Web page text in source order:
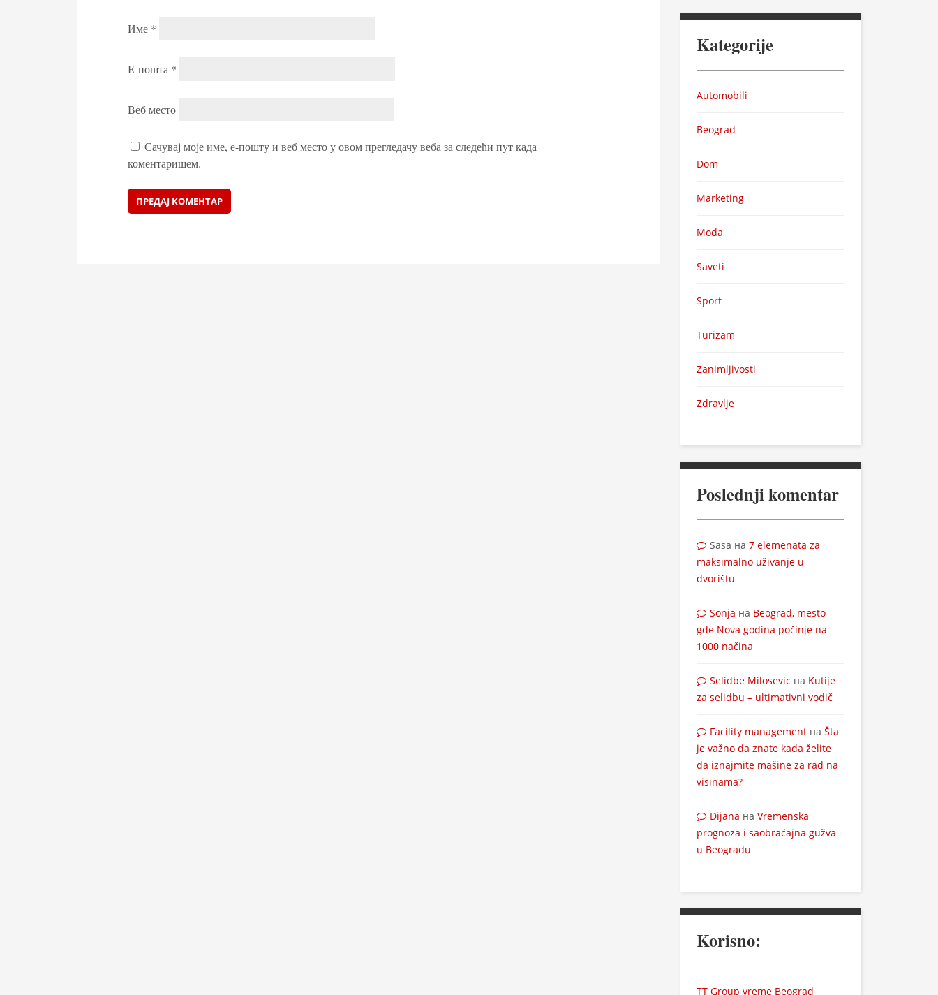
Име *
Е-пошта *
Веб место
Сачувај моје име, е-пошту и веб место у овом прегледачу веба за следећи пут када
коментаришем.
Kategorije
Automobili
Beograd
Dom
Marketing
Moda
Saveti
Sport
Turizam
Zanimljivosti
Zdravlje
Poslednji komentar
Sasa на7 elemenata za
maksimalno uživanje u
dvorištu
Sonja на Beograd, mesto
gde Nova godina počinje na
1000 načina
Selidbe Milosevic на Kutije
za selidbu – ultimativni vodič
Facility management наŠta
je važno da znate kada želite
da iznajmite mašine za rad na
visinama?
Dijana наVremenska
prognoza i saobraćajna gužva
u Beogradu
Korisno:
TT Group vreme Beograd